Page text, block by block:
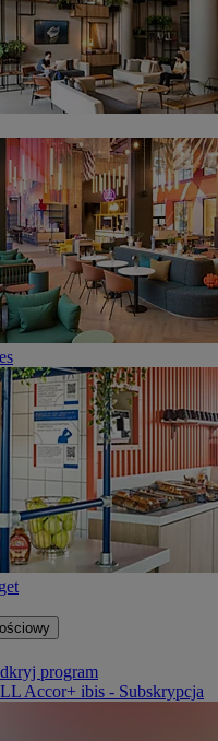
program
Accor+ ibis - Subskrypcja